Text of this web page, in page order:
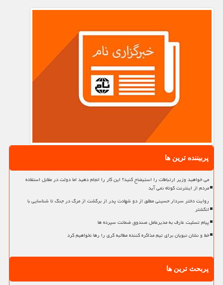
پربیننده ترین ها
می خواهید وزیر ارتباطات را استیضاح کنید؟ این کار را انجام دهید اما دولت در مقابل استفاده
مردم از اینترنت کوتاه نمی آید
روایت دختر سردار حسینی مطلق از دو شهادت پدر از برگشت از مرگ در جنگ تا شناسایی با
انگشتر
پیام تسلیت عارف به مدیرعامل صندوق ضمانت سپرده ها
خط و نشان نبویان برای تیم مذاکره کننده مطالبه گری را رها نخواهیم کرد
پربحث ترین ها